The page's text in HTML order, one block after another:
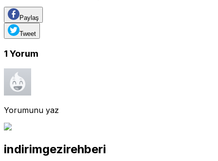
Paylaş
Tweet
1 Yorum
Yorumunu yaz
indirimgezirehberi